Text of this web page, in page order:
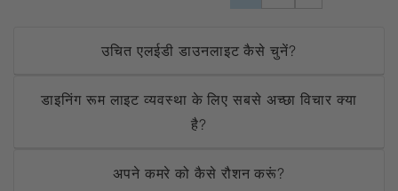
उचित एलईडी डाउनलाइट कैसे चुनें?
डाइनिंग रूम लाइट व्यवस्था के लिए सबसे अच्छा विचार क्या
है?
अपने कमरे को कैसे रौशन करूं?